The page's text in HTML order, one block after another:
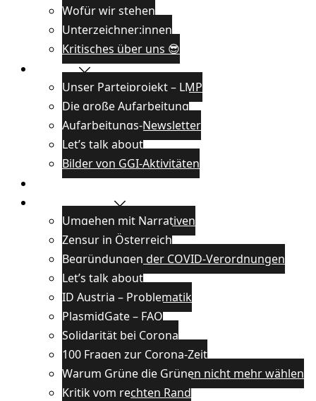
Wofür wir stehen
Unterzeichner:innen
Kritisches über uns 😎
Projekte
Unser Parteiprojekt – LMP
Die große Aufarbeitung
Aufarbeitungs-Newsletter
Let’s talk about
Bilder von GGI-Aktivitäten
Wissenswertes
Umgehen mit Narrativen
Zensur in Österreich
Begründungen der COVID-Verordnungen
Let’s talk about
ID Austria – Problematik
PlasmidGate – FAQ
Solidarität bei Corona
100 Fragen zur Corona-Zeit
Warum Grüne die Grünen nicht mehr wählen
Kritik vom rechten Rand